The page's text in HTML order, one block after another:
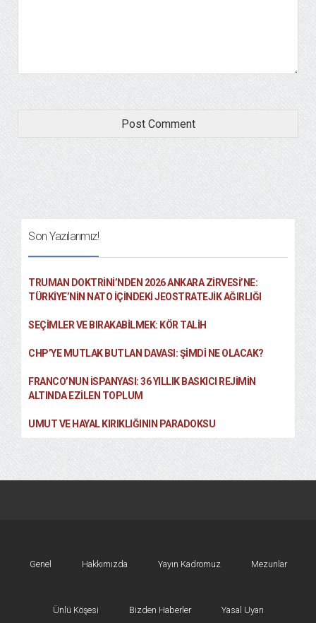
Son Yazılarımız!
TRUMAN DOKTRINI’NDEN 2026 ANKARA ZIRVESI’NE:
TÜRKIYE’NIN NATO İÇINDEKI JEOSTRATEJIK AĞIRLIĞI
SEÇIMLER VE BIRAKABILMEK: KÖR TALIH
CHP’YE MUTLAK BUTLAN DAVASI: ŞİMDİ NE OLACAK?
FRANCO’NUN İSPANYASI: 36 YILLIK BASKICI REJIMIN
ALTINDA EZILEN TOPLUM
UMUT VE HAYAL KIRIKLIĞININ PARADOKSU
Genel Hakkımızda Yayın Kadromuz Mezunlar
Ünlü Köşesi Bizden Haberler Yasal Uyarı